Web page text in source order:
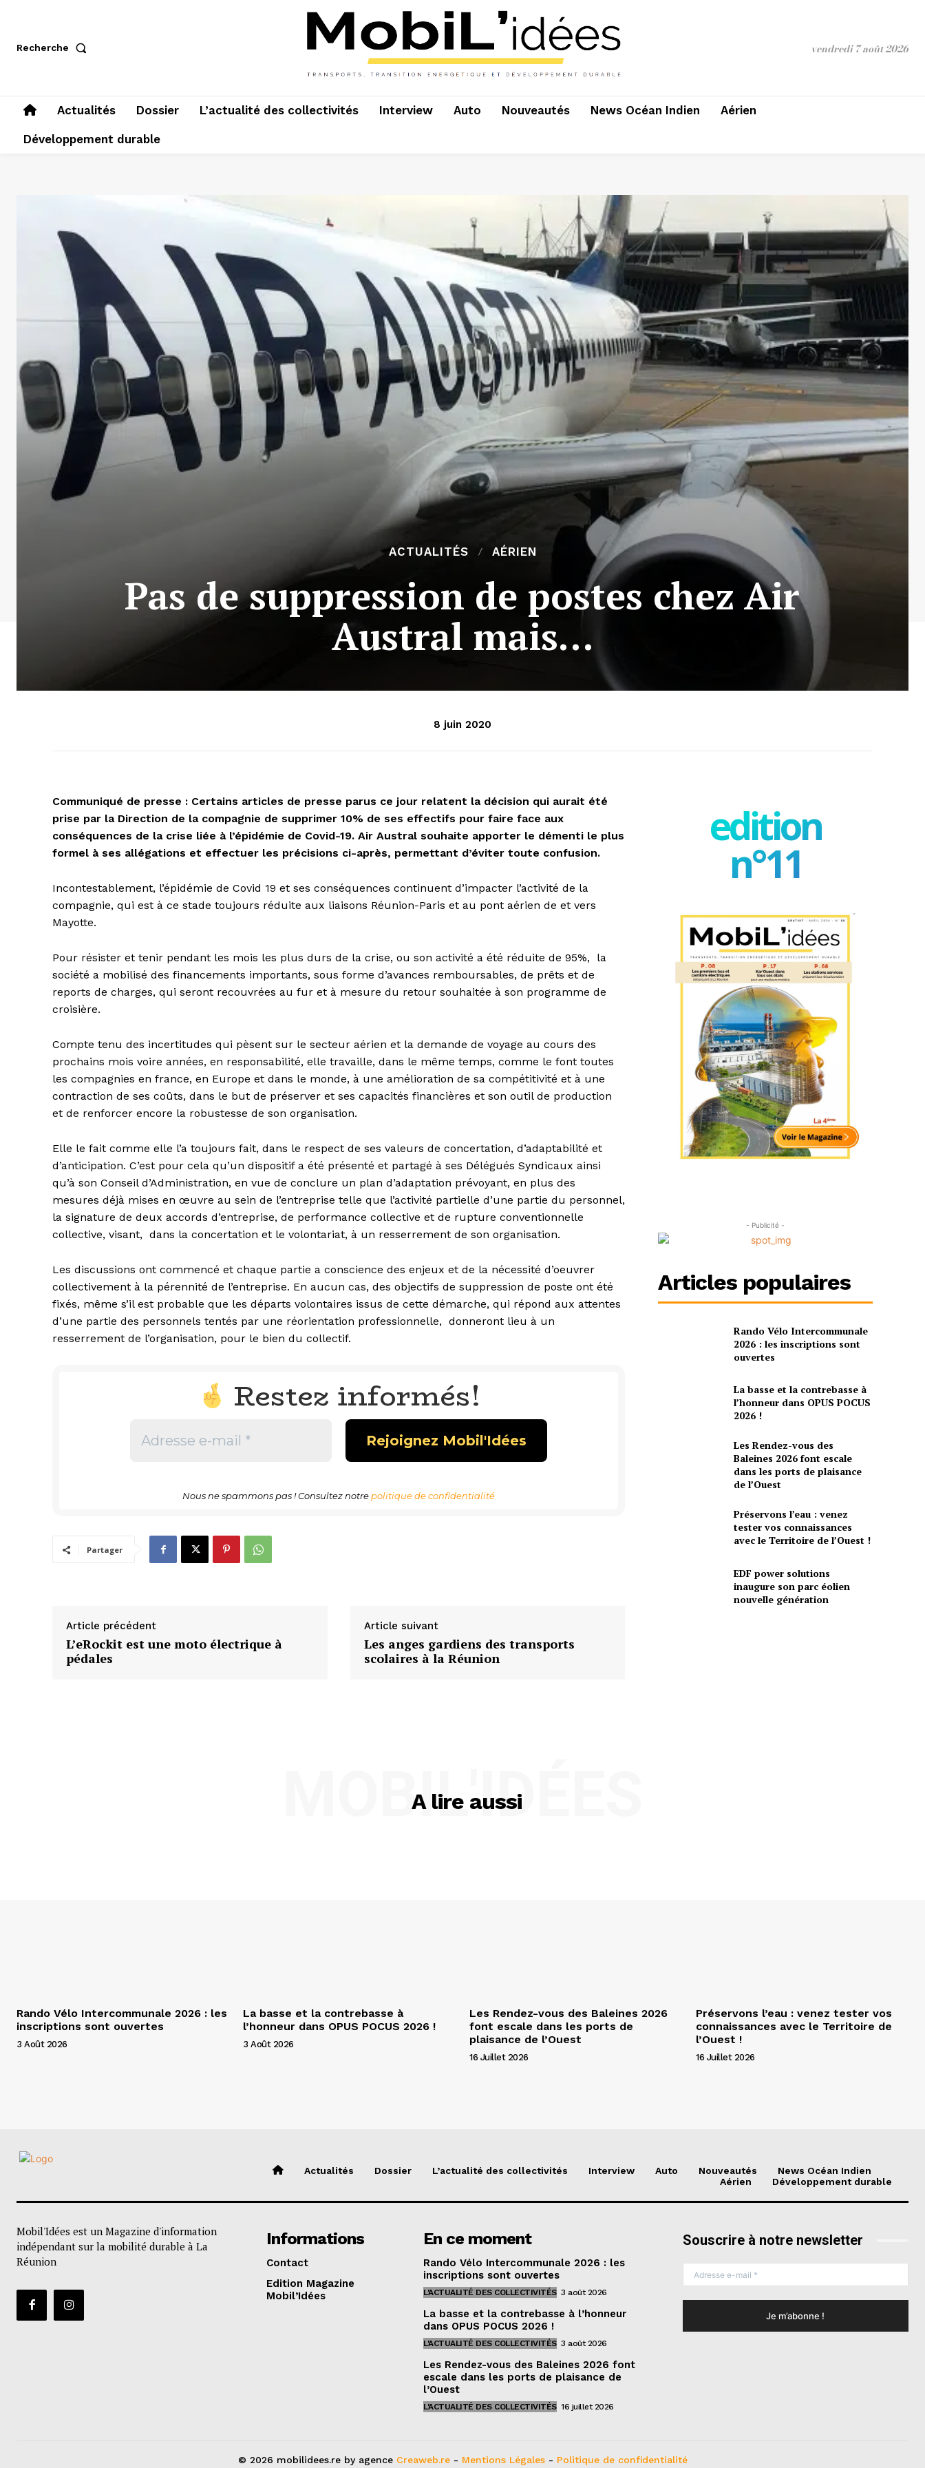
Recherche vendredi 7 août 2026
Actualités Dossier L’actualité des collectivités Interview Auto Nouveautés News Océan Indien Aérien
Développement durable
ACTUALITÉS AÉRIEN
Pas de suppression de postes chez Air
Austral mais…
8 juin 2020
Communiqué de presse : Certains articles de presse parus ce jour relatent la décision qui aurait été
prise par la Direction de la compagnie de supprimer 10% de ses effectifs pour faire face aux
conséquences de la crise liée à l’épidémie de Covid-19. Air Austral souhaite apporter le démenti le plus
formel à ses allégations et effectuer les précisions ci-après, permettant d’éviter toute confusion.
Incontestablement, l’épidémie de Covid 19 et ses conséquences continuent d’impacter l’activité de la
compagnie, qui est à ce stade toujours réduite aux liaisons Réunion-Paris et au pont aérien de et vers
Mayotte.
Pour résister et tenir pendant les mois les plus durs de la crise, ou son activité a été réduite de 95%, la
société a mobilisé des financements importants, sous forme d’avances remboursables, de prêts et de
reports de charges, qui seront recouvrées au fur et à mesure du retour souhaitée à son programme de
croisière.
Compte tenu des incertitudes qui pèsent sur le secteur aérien et la demande de voyage au cours des
prochains mois voire années, en responsabilité, elle travaille, dans le même temps, comme le font toutes
les compagnies en france, en Europe et dans le monde, à une amélioration de sa compétitivité et à une
contraction de ses coûts, dans le but de préserver et ses capacités financières et son outil de production
et de renforcer encore la robustesse de son organisation.
Elle le fait comme elle l’a toujours fait, dans le respect de ses valeurs de concertation, d’adaptabilité et
d’anticipation. C’est pour cela qu’un dispositif a été présenté et partagé à ses Délégués Syndicaux ainsi
qu’à son Conseil d’Administration, en vue de conclure un plan d’adaptation prévoyant, en plus des
mesures déjà mises en œuvre au sein de l’entreprise telle que l’activité partielle d’une partie du personnel,
la signature de deux accords d’entreprise, de performance collective et de rupture conventionnelle
collective, visant, dans la concertation et le volontariat, à un resserrement de son organisation.
Les discussions ont commencé et chaque partie a conscience des enjeux et de la nécessité d’oeuvrer
collectivement à la pérennité de l’entreprise. En aucun cas, des objectifs de suppression de poste ont été
fixés, même s’il est probable que les départs volontaires issus de cette démarche, qui répond aux attentes
d’une partie des personnels tentés par une réorientation professionnelle, donneront lieu à un
resserrement de l’organisation, pour le bien du collectif.
Restez informés!
Nous ne spammons pas ! Consultez notre politique de confidentialité
Partager
Article précédent
L’eRockit est une moto électrique à
pédales
Article suivant
Les anges gardiens des transports
scolaires à la Réunion
edition
n°11
- Publicité -
Articles populaires
Rando Vélo Intercommunale
2026 : les inscriptions sont
ouvertes
La basse et la contrebasse à
l’honneur dans OPUS POCUS
2026 !
Les Rendez-vous des
Baleines 2026 font escale
dans les ports de plaisance
de l’Ouest
Préservons l’eau : venez
tester vos connaissances
avec le Territoire de l’Ouest !
EDF power solutions
inaugure son parc éolien
nouvelle génération
A lire aussi
MOBIL'IDÉES
Rando Vélo Intercommunale 2026 : les
inscriptions sont ouvertes
3 Août 2026
La basse et la contrebasse à
l’honneur dans OPUS POCUS 2026 !
3 Août 2026
Les Rendez-vous des Baleines 2026
font escale dans les ports de
plaisance de l’Ouest
16 Juillet 2026
Préservons l’eau : venez tester vos
connaissances avec le Territoire de
l’Ouest !
16 Juillet 2026
Actualités Dossier L’actualité des collectivités Interview Auto Nouveautés
News Océan Indien
Aérien
Développement durable
Mobil'Idées est un Magazine d'information
indépendant sur la mobilité durable à La
Réunion
Informations
Contact
Edition Magazine
Mobil’Idées
En ce moment
Rando Vélo Intercommunale 2026 : les
inscriptions sont ouvertes
L'ACTUALITÉ DES COLLECTIVITÉS 3 août 2026
La basse et la contrebasse à l’honneur
dans OPUS POCUS 2026 !
L'ACTUALITÉ DES COLLECTIVITÉS 3 août 2026
Les Rendez-vous des Baleines 2026 font
escale dans les ports de plaisance de
l’Ouest
L'ACTUALITÉ DES COLLECTIVITÉS 16 juillet 2026
Souscrire à notre newsletter
© 2026 mobilidees.re by agence Creaweb.re- Mentions Légales- Politique de confidentialité